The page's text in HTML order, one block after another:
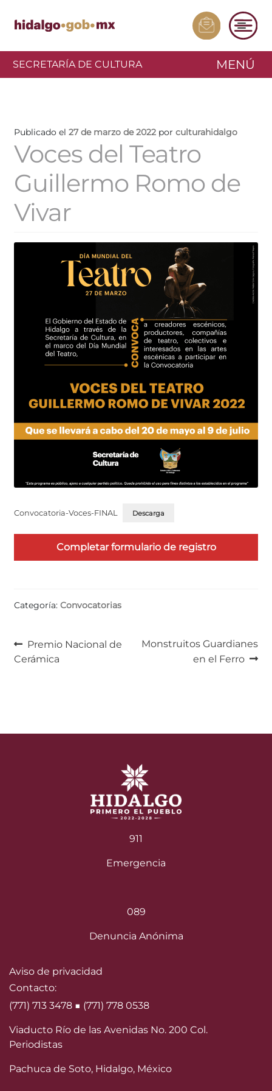
SECRETARÍA DE CULTURA MENÚ
Publicado el 27 de marzo de 2022 por culturahidalgo
Voces del Teatro
Guillermo Romo de
Vivar
Convocatoria-Voces-FINAL Descarga
Completar formulario de registro
Categoría: Convocatorias
Navegación
Anterior:
Premio Nacional de
Cerámica
Siguiente:
Monstruitos Guardianes
en el Ferro
911
Emergencia
089
Denuncia Anónima
Aviso de privacidad
Contacto:
(771) 713 3478 ■ (771) 778 0538
Viaducto Río de las Avenidas No. 200 Col.
Periodistas
Pachuca de Soto, Hidalgo, México